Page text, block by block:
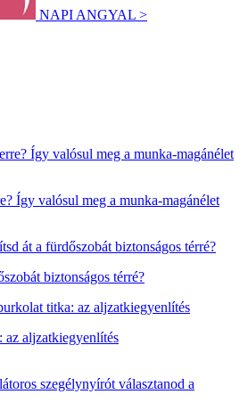
NAPI ANGYAL >
Így valósul meg a munka-magánélet
biztonságos térré?
az aljzatkiegyenlítés